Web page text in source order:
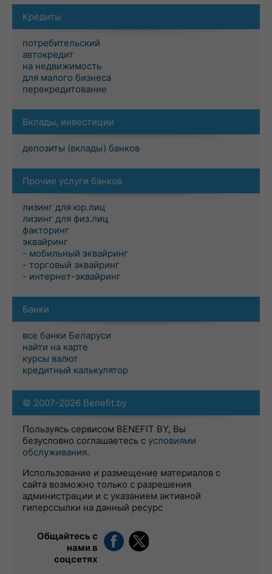
Кредиты
потребительский
автокредит
на недвижимость
для малого бизнеса
перекредитование
Вклады, инвестиции
депозиты (вклады) банков
Прочие услуги банков
лизинг для юр.лиц
лизинг для физ.лиц
факторинг
эквайринг
- мобильный эквайринг
- торговый эквайринг
- интернет-эквайринг
Банки
все банки Беларуси
найти на карте
курсы валют
кредитный калькулятор
© 2007-2026 Benefit.by
Пользуясь сервисом BENEFIT BY, Вы
безусловно соглашаетесь с условиями
обслуживания.
Использование и размещение материалов с
сайта возможно только с разрешения
администрации и с указанием активной
гиперссылки на данный ресурс
Общайтесь с
нами в
соцсетях